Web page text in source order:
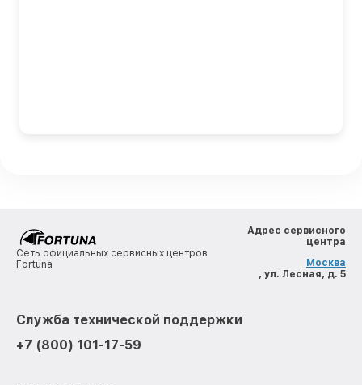
Сеть официальных сервисных центров
Fortuna
Адрес сервисного
центра
Москва
, ул. Лесная, д. 5
Служба технической поддержки
+7 (800) 101-17-59